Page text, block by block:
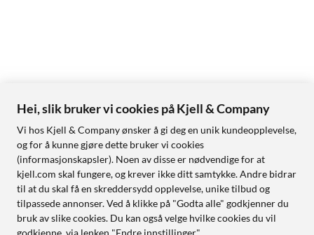
Hei, slik bruker vi cookies på Kjell & Company
Vi hos Kjell & Company ønsker å gi deg en unik kundeopplevelse,
og for å kunne gjøre dette bruker vi cookies
(informasjonskapsler). Noen av disse er nødvendige for at
kjell.com skal fungere, og krever ikke ditt samtykke. Andre bidrar
til at du skal få en skreddersydd opplevelse, unike tilbud og
tilpassede annonser. Ved å klikke på "Godta alle" godkjenner du
bruk av slike cookies. Du kan også velge hvilke cookies du vil
godkjenne, via lenken "Endre innstillinger".